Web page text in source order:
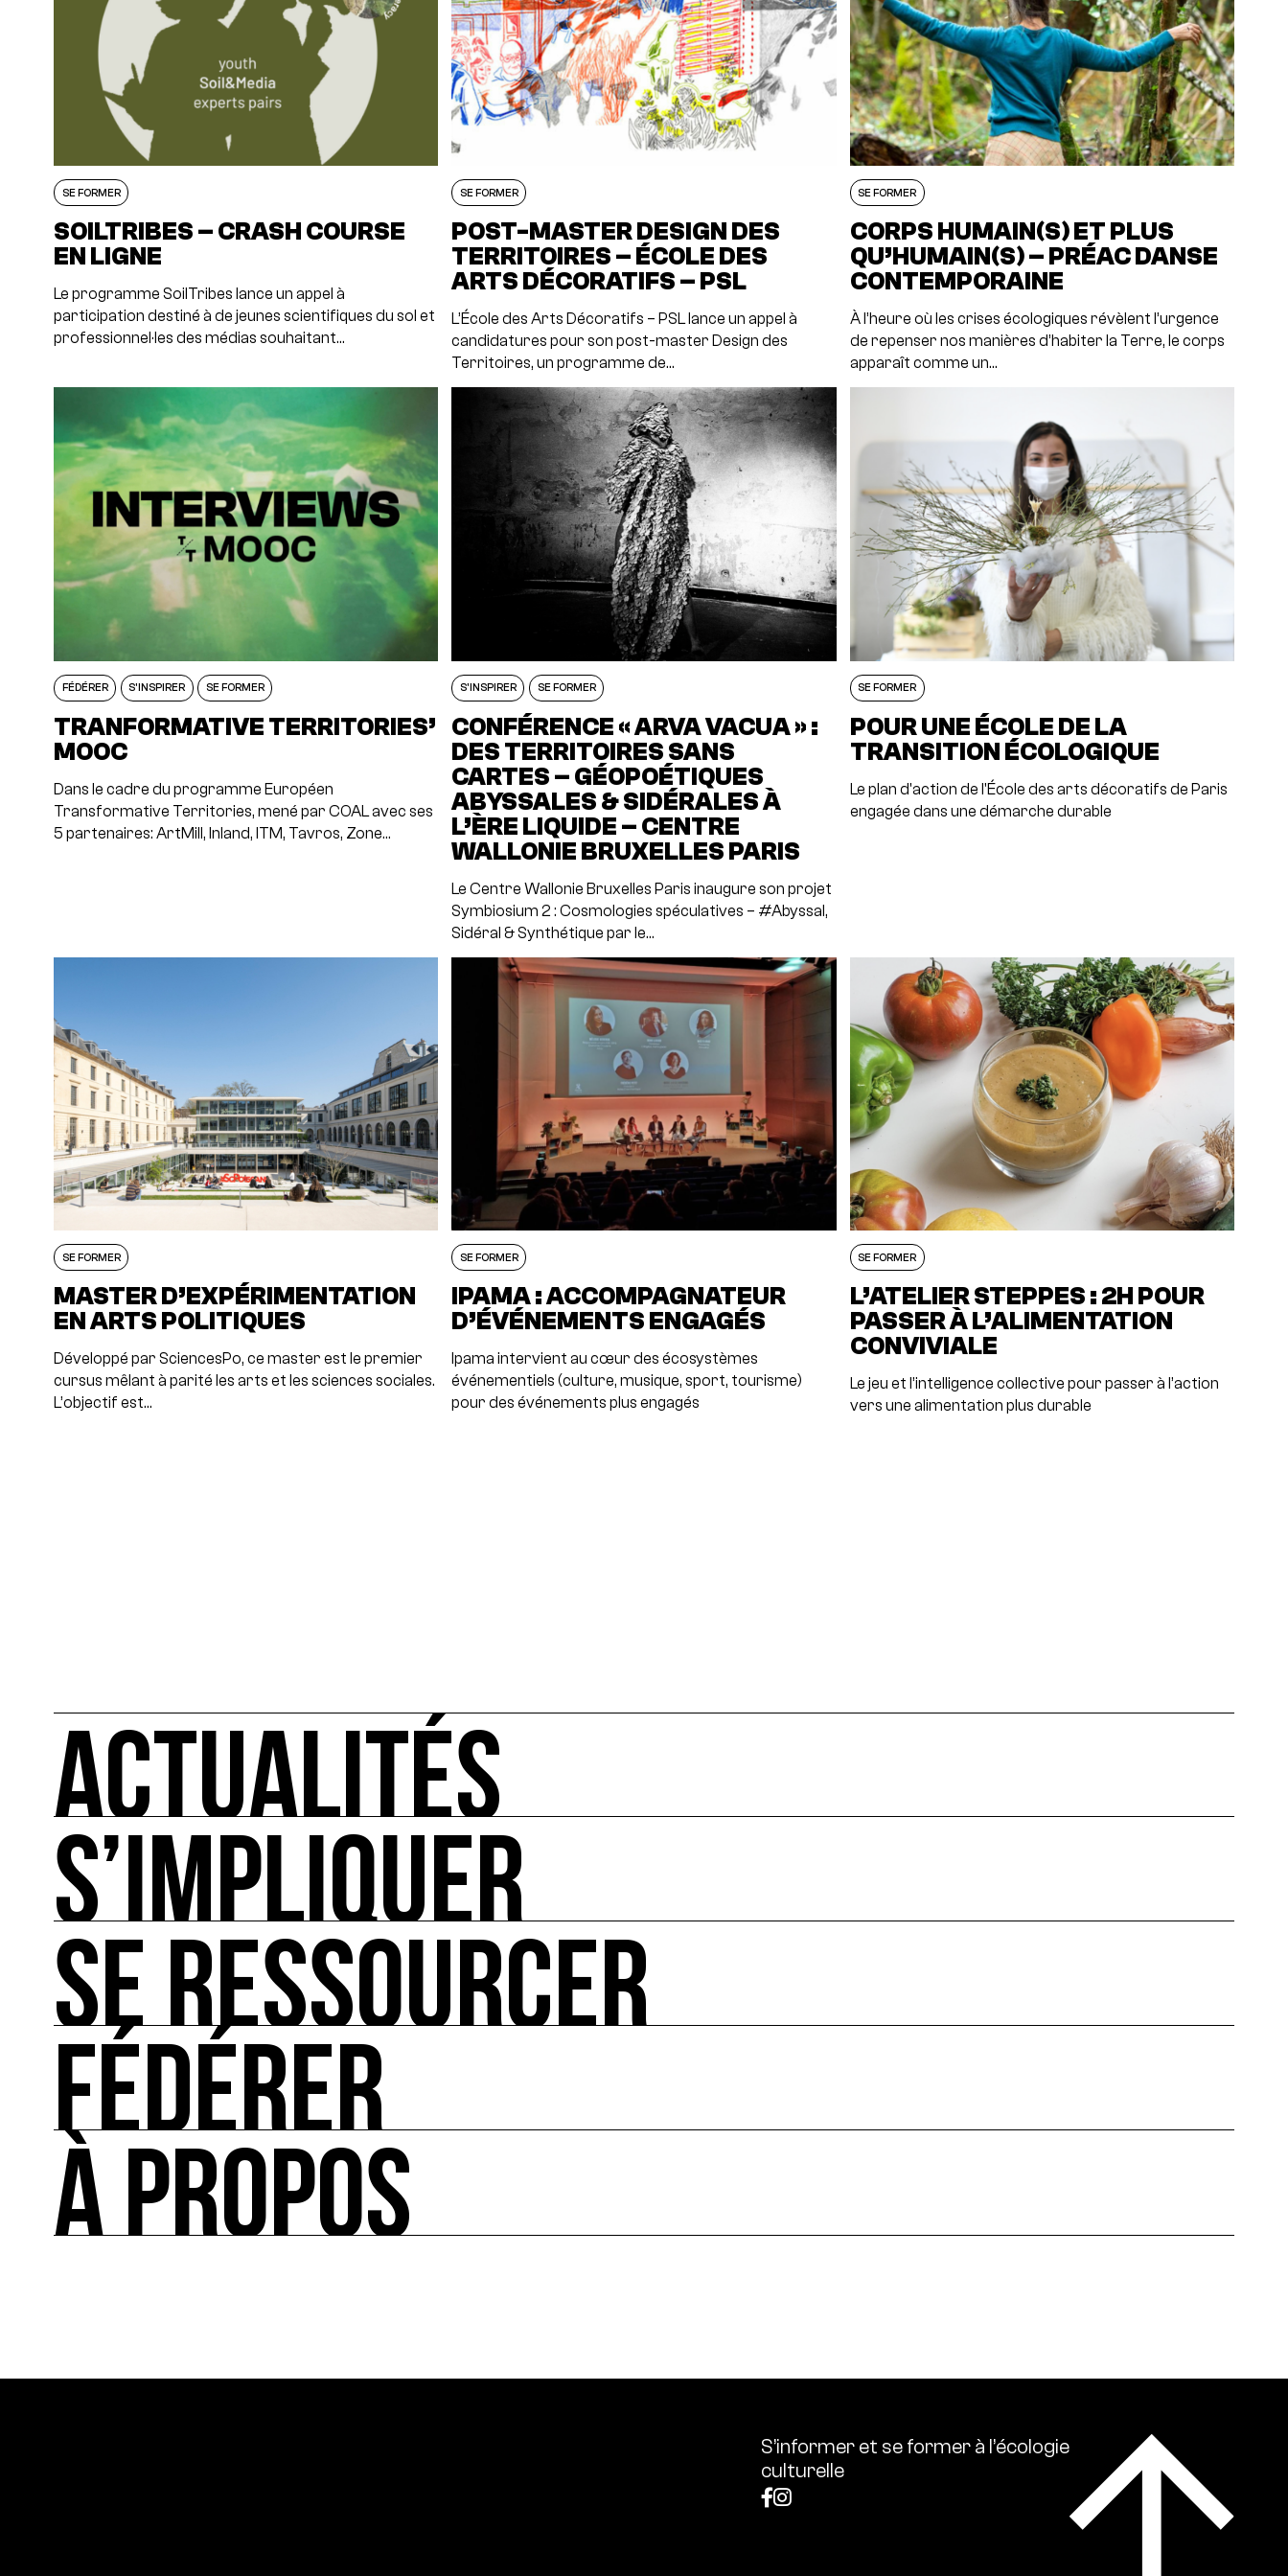
SE FORMER
SOILTRIBES – CRASH COURSE
EN LIGNE
Le programme SoilTribes lance un appel à
participation destiné à de jeunes scientifiques du sol et
professionnel·les des médias souhaitant…
SE FORMER
POST-MASTER DESIGN DES
TERRITOIRES – ÉCOLE DES
ARTS DÉCORATIFS – PSL
L’École des Arts Décoratifs – PSL lance un appel à
candidatures pour son post-master Design des
Territoires, un programme de…
SE FORMER
CORPS HUMAIN(S) ET PLUS
QU’HUMAIN(S) – PRÉAC DANSE
CONTEMPORAINE
À l’heure où les crises écologiques révèlent l’urgence
de repenser nos manières d’habiter la Terre, le corps
apparaît comme un…
FÉDÉRER S'INSPIRER SE FORMER
TRANFORMATIVE TERRITORIES’
MOOC
Dans le cadre du programme Européen
Transformative Territories, mené par COAL avec ses
5 partenaires: ArtMill, Inland, ITM, Tavros, Zone…
S'INSPIRER SE FORMER
CONFÉRENCE « ARVA VACUA » :
DES TERRITOIRES SANS
CARTES – GÉOPOÉTIQUES
ABYSSALES & SIDÉRALES À
L’ÈRE LIQUIDE – CENTRE
WALLONIE BRUXELLES PARIS
Le Centre Wallonie Bruxelles Paris inaugure son projet
Symbiosium 2 : Cosmologies spéculatives – #Abyssal,
Sidéral & Synthétique par le…
SE FORMER
POUR UNE ÉCOLE DE LA
TRANSITION ÉCOLOGIQUE
Le plan d'action de l'École des arts décoratifs de Paris
engagée dans une démarche durable
SE FORMER
MASTER D’EXPÉRIMENTATION
EN ARTS POLITIQUES
Développé par SciencesPo, ce master est le premier
cursus mêlant à parité les arts et les sciences sociales.
L’objectif est…
SE FORMER
IPAMA : ACCOMPAGNATEUR
D’ÉVÉNEMENTS ENGAGÉS
Ipama intervient au cœur des écosystèmes
événementiels (culture, musique, sport, tourisme)
pour des événements plus engagés
SE FORMER
L’ATELIER STEPPES : 2H POUR
PASSER À L’ALIMENTATION
CONVIVIALE
Le jeu et l’intelligence collective pour passer à l’action
vers une alimentation plus durable
ACTUALITÉS
ACTUALITÉS
L'actualité française et internationale des rendez-vous de l'art et de l'écologie : manifestations, appels à projets, rencontres...
S’IMPLIQUER
S’IMPLIQUER
Les bonnes pratiques, guides et outils pour réduire ses impacts.
SE RESSOURCER
SE RESSOURCER
Les ressources théoriques et inspirantes sur les enjeux croisés culture et écologie.
FÉDÉRER
FÉDÉRER
Le répertoire des acteurs de l’écologie culturelle en France et dans le monde.
À PROPOS
S’informer et se former à l’écologie
culturelle